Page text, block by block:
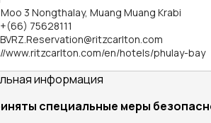
Moo 3 Nongthalay, Muang Muang Krabi
+(66) 75628111
www.ritzcarlton.com/en/hotels/phulay-bay
информация
специальные меры